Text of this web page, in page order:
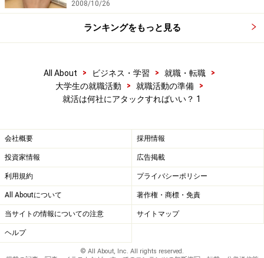
2008/10/26
ランキングをもっと見る
All About > ビジネス・学習 > 就職・転職
>
大学生の就職活動
> 就職活動の準備
>
就活は何社にアタックすればいい？ 1
会社概要 採用情報
投資家情報 広告掲載
利用規約 プライバシーポリシー
All Aboutについて 著作権・商標・免責
当サイトの情報についての注意 サイトマップ
ヘルプ
© All About, Inc. All rights reserved.